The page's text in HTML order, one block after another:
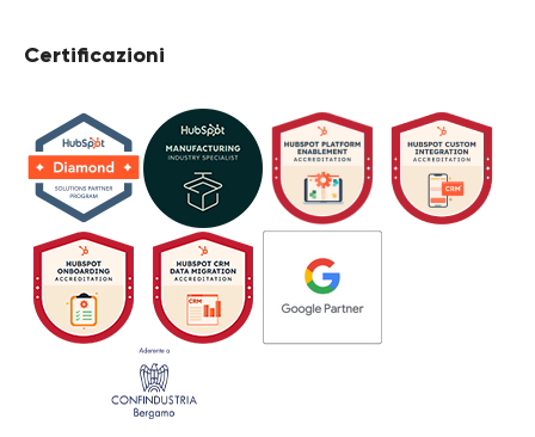
Certificazioni